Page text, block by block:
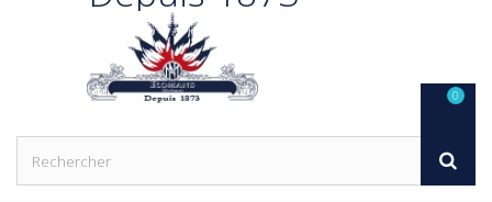
Unic s.a.
0